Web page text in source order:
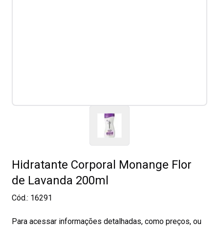
Hidratante Corporal Monange Flor
de Lavanda 200ml
Cód.: 16291
Para acessar informações detalhadas, como preços, ou